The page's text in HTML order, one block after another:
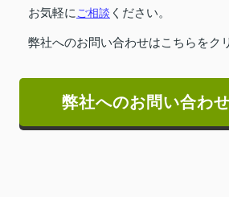
お気軽にご相談 ください。
弊社へのお問い合わせはこちらをク
弊社へのお問い合わ